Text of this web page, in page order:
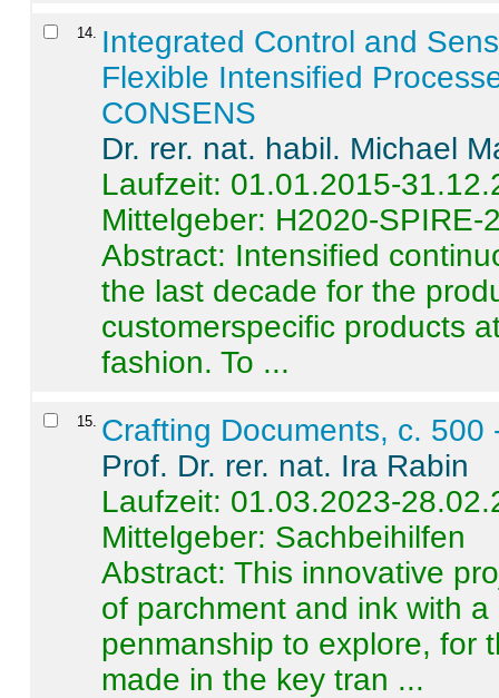
14
Integrated Control and
Flexible Intensified
CONSENS
Dr. rer. nat. habil. Michael
Laufzeit: 01.01.2015-
Mittelgeber: H2020-SPIRE-
Abstract: Intensified
the last decade for the
customerspecific products
fashion. To ...
15 Crafting Documents, c. 500
Prof. Dr. rer. nat. Ira Rabin
Laufzeit: 01.03.2023-
Mittelgeber: Sachbeihilfen
Abstract:This innovative
of parchment and ink with
penmanship to explore, for
made in the key tran ...